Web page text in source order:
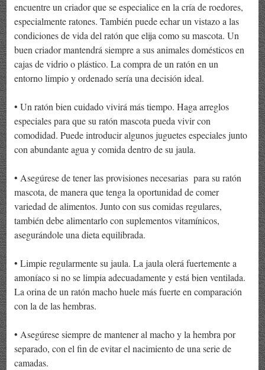
encuentre un criador que se especialice en la cría de roedores,
especialmente ratones. También puede echar un vistazo a las
condiciones de vida del ratón que elija como su mascota. Un
buen criador mantendrá siempre a sus animales domésticos en
cajas de vidrio o plástico. La compra de un ratón en un
entorno limpio y ordenado sería una decisión ideal.
• Un ratón bien cuidado vivirá más tiempo. Haga arreglos
especiales para que su ratón mascota pueda vivir con
comodidad. Puede introducir algunos juguetes especiales junto
con abundante agua y comida dentro de su jaula.
• Asegúrese de tener las provisiones necesarias para su ratón
mascota, de manera que tenga la oportunidad de comer
variedad de alimentos. Junto con sus comidas regulares,
también debe alimentarlo con suplementos vitamínicos,
asegurándole una dieta equilibrada.
• Limpie regularmente su jaula. La jaula olerá fuertemente a
amoníaco si no se limpia adecuadamente y está bien ventilada.
La orina de un ratón macho huele más fuerte en comparación
con la de las hembras.
• Asegúrese siempre de mantener al macho y la hembra por
separado, con el fin de evitar el nacimiento de una serie de
camadas.